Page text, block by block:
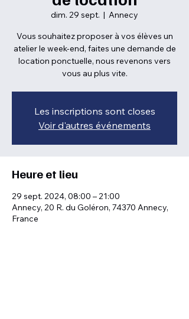
dim. 29 sept.
  |
Annecy
Vous souhaitez proposer à vos élèves un
atelier le week-end, faites une demande de
location ponctuelle, nous revenons vers
vous au plus vite.
Les inscriptions sont closes
Voir d'autres événements
Heure et lieu
29 sept. 2024, 08:00 – 21:00
Annecy, 20 R. du Goléron, 74370 Annecy,
France